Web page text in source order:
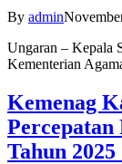
By admin
Ungaran – Kepala
Kementerian
Kemenag
Tahun